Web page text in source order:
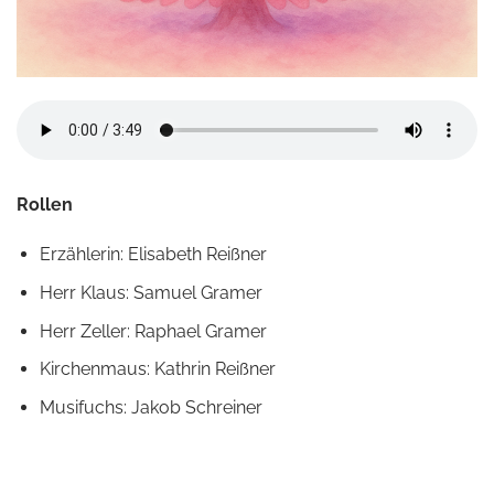
Rollen
Erzählerin: Elisabeth Reißner
Herr Klaus: Samuel Gramer
Herr Zeller: Raphael Gramer
Kirchenmaus: Kathrin Reißner
Musifuchs: Jakob Schreiner